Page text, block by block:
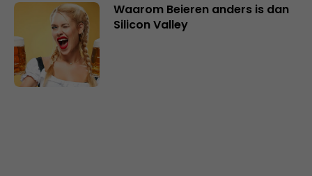
Waarom Beieren anders is dan
Silicon Valley